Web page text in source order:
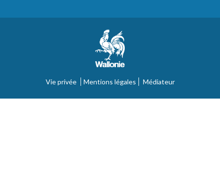
Vie privée Mentions légales Médiateur